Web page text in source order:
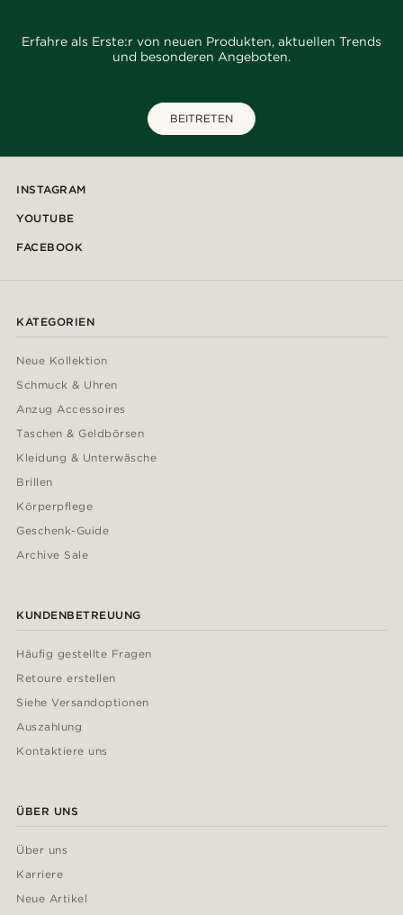
Erfahre als Erste:r von neuen Produkten, aktuellen Trends
und besonderen Angeboten.
BEITRETEN
INSTAGRAM
YOUTUBE
FACEBOOK
KATEGORIEN
Neue Kollektion
Schmuck & Uhren
Anzug Accessoires
Taschen & Geldbörsen
Kleidung & Unterwäsche
Brillen
Körperpflege
Geschenk-Guide
Archive Sale
KUNDENBETREUUNG
Häufig gestellte Fragen
Retoure erstellen
Siehe Versandoptionen
Auszahlung
Kontaktiere uns
ÜBER UNS
Über uns
Karriere
Neue Artikel